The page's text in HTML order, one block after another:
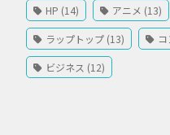
HP (14) アニメ (13)
ラップトップ (13)
ビジネス (12)